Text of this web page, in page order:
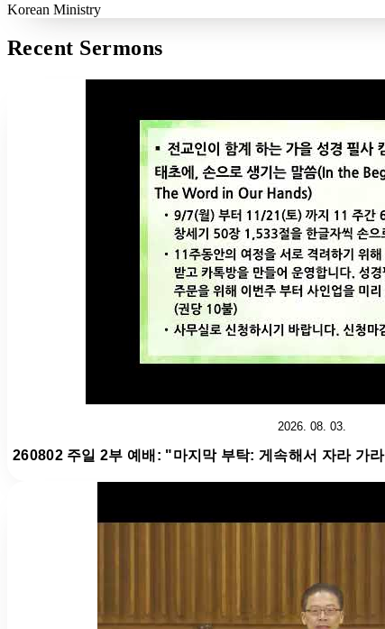
Korean Ministry
Recent Sermons
2026. 08. 03.
260802 주일 2부 예배: "마지막 부탁: 게속해서 자라 가